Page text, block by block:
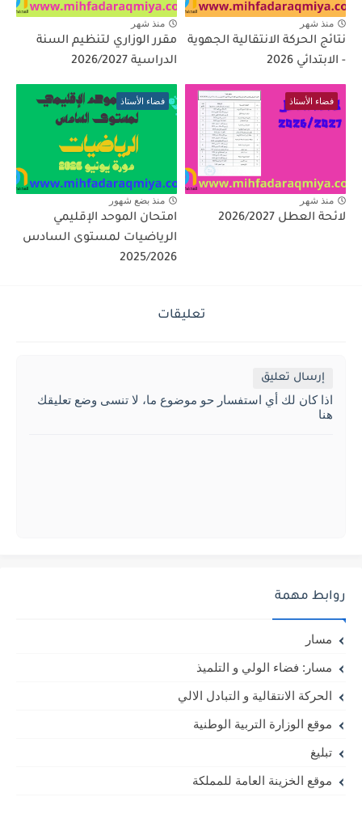
منذ شهر
نتائج الحركة الانتقالية الجهوية
- الابتدائي 2026
منذ شهر
مقرر الوزاري لتنظيم السنة
الدراسية 2026/2027
فضاء الأستاذ
منذ شهر
لائحة العطل 2026/2027
فضاء الأستاذ
منذ بضع شهور
امتحان الموحد الإقليمي
الرياضيات لمستوى السادس
2025/2026
تعليقات
إرسال تعليق
اذا كان لك أي استفسار حو موضوع ما، لا تنسى وضع تعليقك
هنا
روابط مهمة
مسار
مسار: فضاء الولي و التلميذ
الحركة الانتقالية و التبادل الالي
موقع الوزارة التربية الوطنية
تبليغ
موقع الخزينة العامة للمملكة